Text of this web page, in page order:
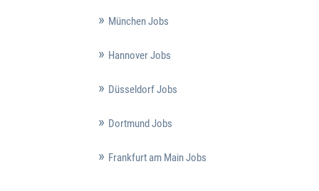
München Jobs
Hannover Jobs
Düsseldorf Jobs
Dortmund Jobs
Frankfurt am Main Jobs